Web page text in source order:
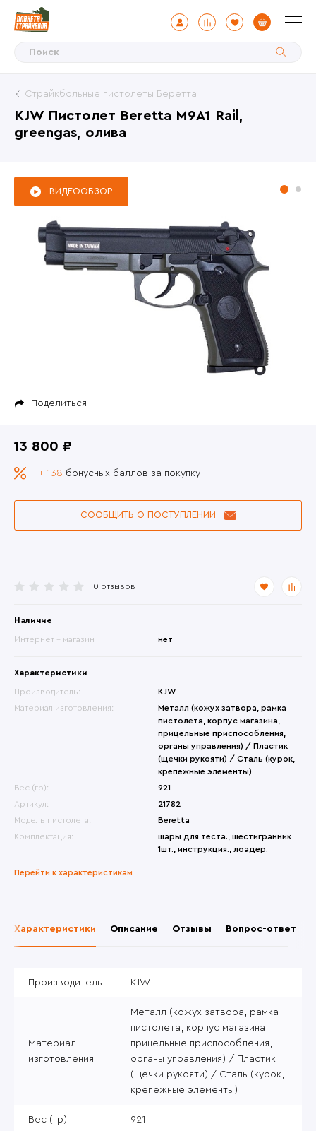
KJW Пистолет Beretta M9A1 Rail,
greengas, олива
Страйкбольные пистолеты Беретта
Поделиться
ВИДЕООБЗОР
0 отзывов
Наличие
Интернет - магазин нет
Характеристики
Производитель:
KJW
Материал изготовления:
Металл (кожух затвора, рамка
пистолета, корпус магазина,
прицельные приспособления,
органы управления) / Пластик
(щечки рукояти) / Сталь (курок,
крепежные элементы)
Вес (гр):
921
Артикул:
21782
Модель пистолета:
Beretta
Комплектация:
шары для теста., шестигранник
1шт., инструкция., лоадер.
Перейти к характеристикам
13 800 ₽
+ 138 бонусных баллов за покупку
СООБЩИТЬ О ПОСТУПЛЕНИИ
Характеристики Описание Отзывы Вопрос-ответ
Производитель KJW
Материал
изготовления
Металл (кожух затвора, рамка
пистолета, корпус магазина,
прицельные приспособления,
органы управления) / Пластик
(щечки рукояти) / Сталь (курок,
крепежные элементы)
Вес (гр) 921